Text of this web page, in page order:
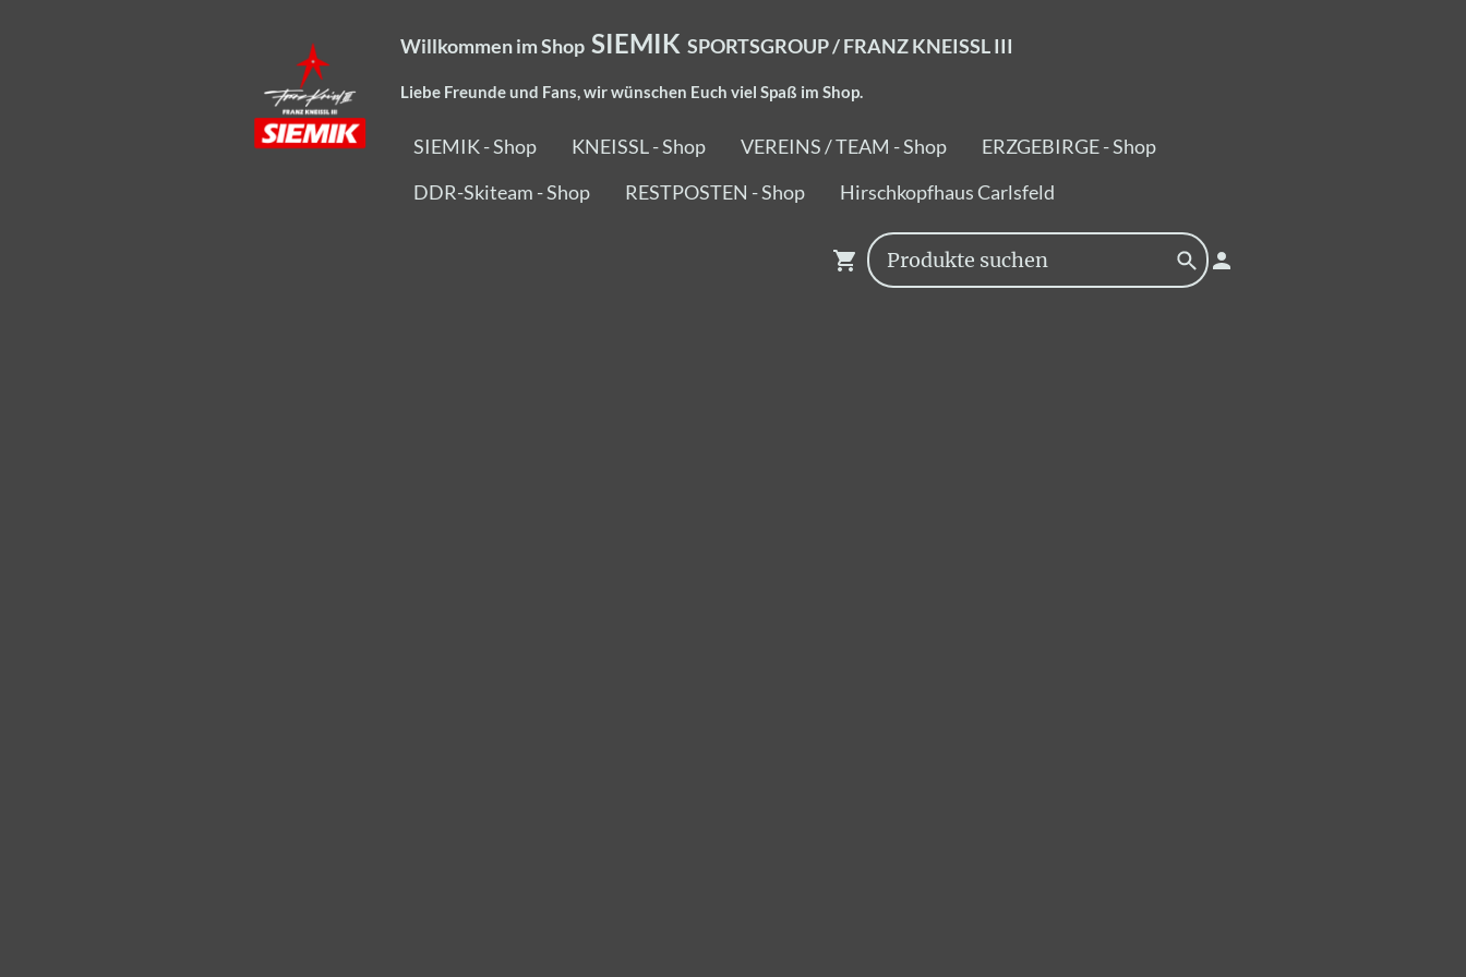
Willkommen im Shop SIEMIK SPORTSGROUP / FRANZ KNEISSL III
Liebe Freunde und Fans, wir wünschen Euch viel Spaß im Shop.
SIEMIK - Shop KNEISSL - Shop VEREINS / TEAM - Shop
ERZGEBIRGE - Shop
DDR-Skiteam - Shop
RESTPOSTEN - Shop Hirschkopfhaus Carlsfeld